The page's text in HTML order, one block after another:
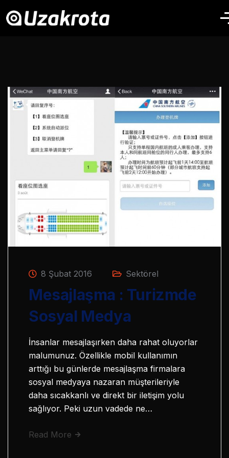
8 Şubat 2016 Sektörel
Mesajlaşma : Turizmde
Sosyal Medya
İnsanlar mesajlaşırken daha rahat oluyorlar
malumunuz. Özellikle mobil kullanımın
arttığı bu günlerde mesajlaşma firmalara
sosyal medyaya nazaran müşterileriyle
daha sıcakkanlı ve direkt bir iletişim yolu
sağlıyor. Peki uzun vadede ne…
Read More